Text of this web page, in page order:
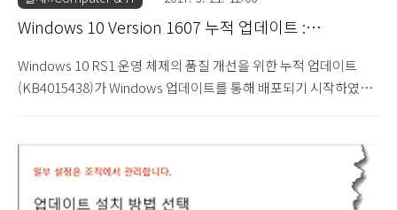
Windows 10 Version 1607 누적 업데이트 :
Windows 10 RS1 운영 체제의 품질 개선을 위한 누적 업데이트
(KB4015438)가 Windows 업데이트를 통해 배포되기 시작하였습
니다. ■ Windows 10 Version 1607(KB4015438)용 누적 업데이
트(OS 빌드 14393.969) Addressed a known issue with
KB4013429 that caused Windows DVD Player (and 3rd party